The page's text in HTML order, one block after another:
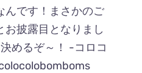
んです！まさかのご
お披露目となりまし
めるぞ～！ -コロコ